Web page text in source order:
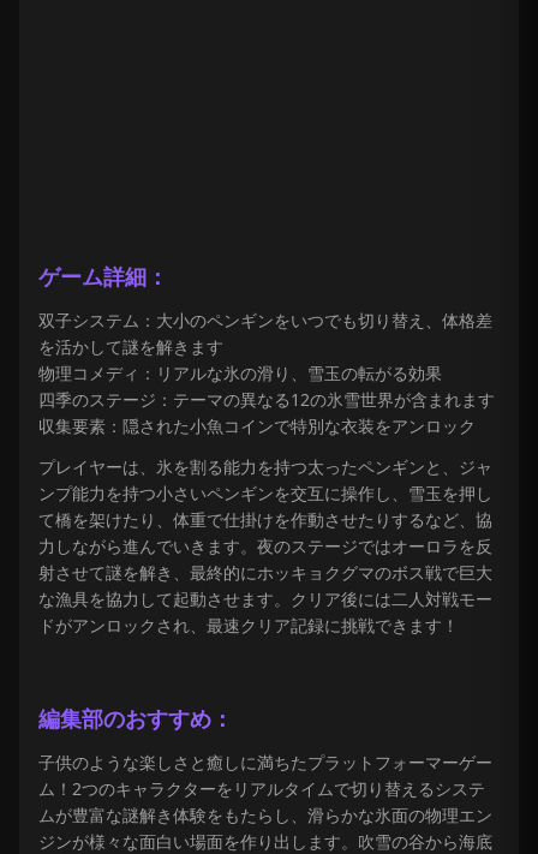
ゲーム詳細：
双子システム：大小のペンギンをいつでも切り替え、体格差
を活かして謎を解きます
物理コメディ：リアルな氷の滑り、雪玉の転がる効果
四季のステージ：テーマの異なる12の氷雪世界が含まれます
収集要素：隠された小魚コインで特別な衣装をアンロック
プレイヤーは、氷を割る能力を持つ太ったペンギンと、ジャ
ンプ能力を持つ小さいペンギンを交互に操作し、雪玉を押し
て橋を架けたり、体重で仕掛けを作動させたりするなど、協
力しながら進んでいきます。夜のステージではオーロラを反
射させて謎を解き、最終的にホッキョクグマのボス戦で巨大
な漁具を協力して起動させます。クリア後には二人対戦モー
ドがアンロックされ、最速クリア記録に挑戦できます！
編集部のおすすめ：
子供のような楽しさと癒しに満ちたプラットフォーマーゲー
ム！2つのキャラクターをリアルタイムで切り替えるシステ
ムが豊富な謎解き体験をもたらし、滑らかな氷面の物理エン
ジンが様々な面白い場面を作り出します。吹雪の谷から海底